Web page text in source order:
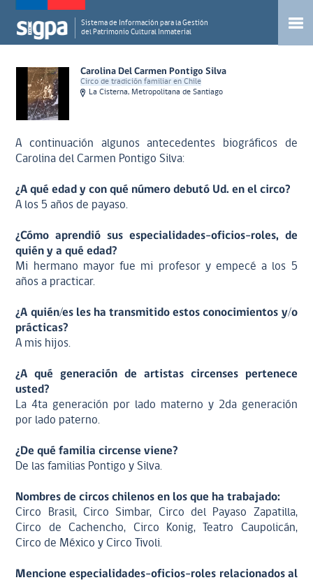
Sistema de Información para la Gestión
del Patrimonio Cultural Inmaterial
Carolina Del Carmen Pontigo Silva
Circo de tradición familiar en Chile
La Cisterna, Metropolitana de Santiago
A continuación algunos antecedentes biográficos de
Carolina del Carmen Pontigo Silva:
¿A qué edad y con qué número debutó Ud. en el circo?
A los 5 años de payaso.
¿Cómo aprendió sus especialidades-oficios-roles, de
quién y a qué edad?
Mi hermano mayor fue mi profesor y empecé a los 5
años a practicar.
¿A quién/es les ha transmitido estos conocimientos y/o
prácticas?
A mis hijos.
¿A qué generación de artistas circenses pertenece
usted?
La 4ta generación por lado materno y 2da generación
por lado paterno.
¿De qué familia circense viene?
De las familias Pontigo y Silva.
Nombres de circos chilenos en los que ha trabajado:
Circo Brasil, Circo Simbar, Circo del Payaso Zapatilla,
Circo de Cachencho, Circo Konig, Teatro Caupolicán,
Circo de México y Circo Tivoli.
Mencione especialidades-oficios-roles relacionados al